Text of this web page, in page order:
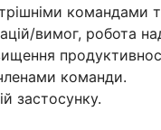
командами
вимог, робота
команди.
застосунку.